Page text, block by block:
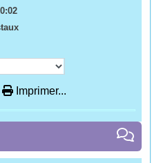
Imprimer...